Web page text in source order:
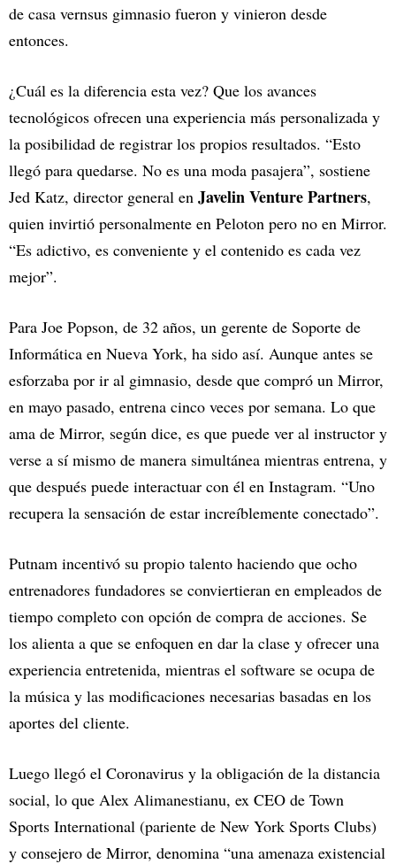
de casa vernsus gimnasio fueron y vinieron desde
entonces.
¿Cuál es la diferencia esta vez? Que los avances
tecnológicos ofrecen una experiencia más personalizada y
la posibilidad de registrar los propios resultados. “Esto
llegó para quedarse. No es una moda pasajera”, sostiene
Jed Katz, director general en Javelin Venture Partners,
quien invirtió personalmente en Peloton pero no en Mirror.
“Es adictivo, es conveniente y el contenido es cada vez
mejor”.
Para Joe Popson, de 32 años, un gerente de Soporte de
Informática en Nueva York, ha sido así. Aunque antes se
esforzaba por ir al gimnasio, desde que compró un Mirror,
en mayo pasado, entrena cinco veces por semana. Lo que
ama de Mirror, según dice, es que puede ver al instructor y
verse a sí mismo de manera simultánea mientras entrena, y
que después puede interactuar con él en Instagram. “Uno
recupera la sensación de estar increíblemente conectado”.
Putnam incentivó su propio talento haciendo que ocho
entrenadores fundadores se conviertieran en empleados de
tiempo completo con opción de compra de acciones. Se
los alienta a que se enfoquen en dar la clase y ofrecer una
experiencia entretenida, mientras el software se ocupa de
la música y las modificaciones necesarias basadas en los
aportes del cliente.
Luego llegó el Coronavirus y la obligación de la distancia
social, lo que Alex Alimanestianu, ex CEO de Town
Sports International (pariente de New York Sports Clubs)
y consejero de Mirror, denomina “una amenaza existencial